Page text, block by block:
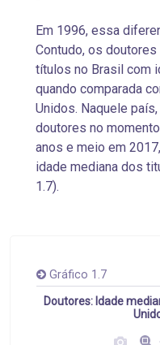
Em 1996, essa
Contudo, os
títulos no Brasil com
quando comparada
Unidos. Naquele
doutores no
anos e meio em
idade mediana dos
1.7).
Gráfico 1.7
Doutores: Idade